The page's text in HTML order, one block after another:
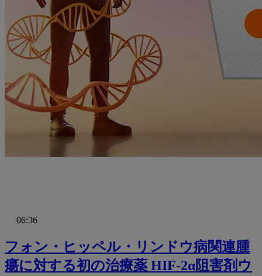
06:36
フォン・ヒッペル・リンドウ病関連腫
瘍に対する初の治療薬 HIF-2α阻害剤ウ